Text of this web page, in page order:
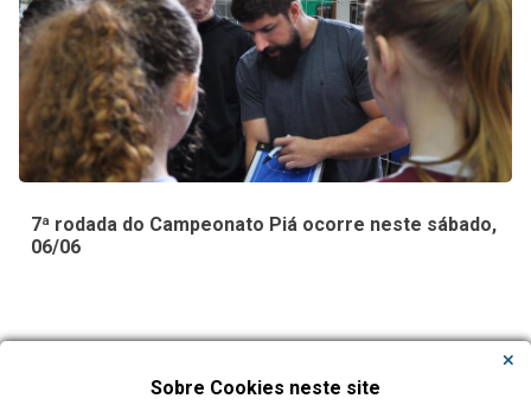
7ª rodada do Campeonato Piá ocorre neste sábado,
06/06
Sobre Cookies neste site